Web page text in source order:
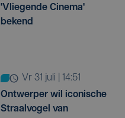
'Vliegende Cinema'
bekend
vr 31 juli | 14:51
Ontwerper wil iconische
Straalvogel van